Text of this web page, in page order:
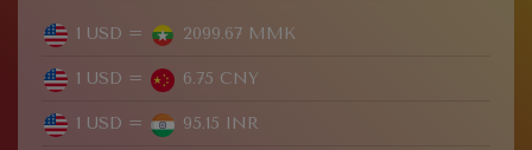
1 USD = 2099.67 MMK
1 USD = 6.75 CNY
1 USD = 95.15 INR